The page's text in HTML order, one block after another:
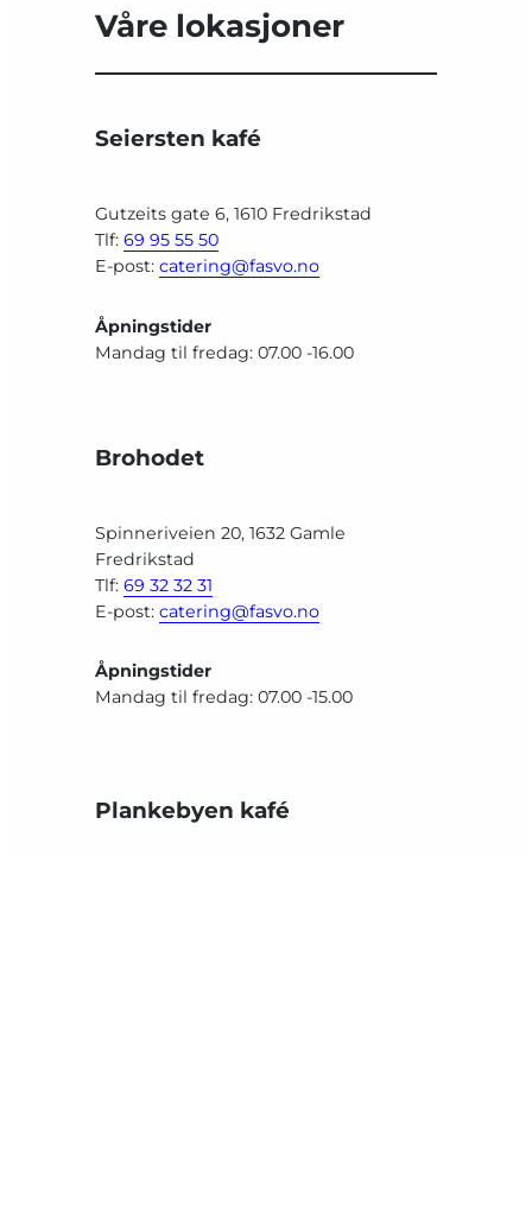
Våre lokasjoner
Seiersten kafé
Gutzeits gate 6, 1610 Fredrikstad
Tlf: 69 95 55 50
E-post: catering@fasvo.no
Åpningstider
Mandag til fredag: 07.00 -16.00
Brohodet
Spinneriveien 20, 1632 Gamle
Fredrikstad
Tlf: 69 32 32 31
E-post: catering@fasvo.no
Åpningstider
Mandag til fredag: 07.00 -15.00
Plankebyen kafé